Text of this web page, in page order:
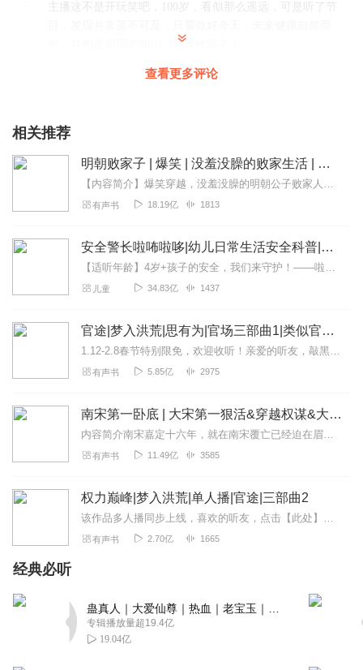
主播这不是开玩笑吧，100岁，看似那么遥远，可是听了节
然，真的是实用的知识，赶紧收藏了！
之事 值得推广
2025-09-12
霍泰山奶奶
2025-09-01
minmin2025
岁目标努力😃
2025-08-31
查看更多评论
相关推荐
明朝败家子 | 爆笑 | 没羞没臊的败家生活 | 多人有声剧
【内容简介】爆笑穿越，没羞没臊的明朝公子败家人生！弘治十一年。这是一个美好的清晨。此时朱厚照初成年。此时王守仁和唐伯虎磨刀霍霍，预备科举。此时小冰河期已经来临...
有声书 18.19亿 1813
安全警长啦咘啦哆|幼儿日常生活安全科普|宝宝巴士
【适听年龄】4岁+孩子的安全，我们来守护！——啦咘啦哆警长宣孩子天生爱冒险，好奇心爆棚！不是在大马路上比赛跑，就是踩着椅子上下跳，怎样才能保护孩子平安长大？听...
儿童 34.83亿 1437
官途|梦入洪荒|思有为|官场三部曲1|类似官巅宦巅
1.12-2.8春节特别限免，欢迎收听！亲爱的听友，敲黑板！梦入洪荒三步曲，均已上线~~~官途姊妹篇【平步青云】多人播上线啦，点击此处即可到达！官途续集【权力...
有声书 5.85亿 2975
南宋第一卧底 | 大宋第一狠活&穿越权谋&大斌多人剧
内容简介南宋嘉定十六年，就在南宋覆亡已经迫在眉睫的时刻，来自现代的卧底沈墨，开始把江山社稷玩弄干股掌之中。数之不尽的奇谋、毒计、狠招，在他手上狂喷而出。他的现...
有声书 11.49亿 3585
权力巅峰|梦入洪荒|单人播|官途|三部曲2
该作品多人播同步上线，喜欢的听友，点击【此处】即可跳转！【特别提醒】--付费指引：APP右下角【帐号】-【我的服务】-【我的钱包】-充值【我的喜点】-返回专辑...
有声书 2.70亿 1665
经典必听
专辑播放量超19.4亿
19.04亿